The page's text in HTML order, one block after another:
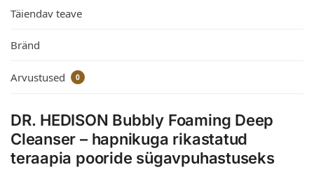
Täiendav teave
Bränd
Arvustused 0
DR. HEDISON Bubbly Foaming Deep
Cleanser – hapnikuga rikastatud
teraapia pooride sügavpuhastuseks